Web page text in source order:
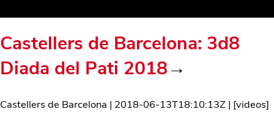
Castellers de Barcelona: 3d8
Diada del Pati 2018→
Castellers de Barcelona | 2018-06-13T18:10:13Z | [videos]